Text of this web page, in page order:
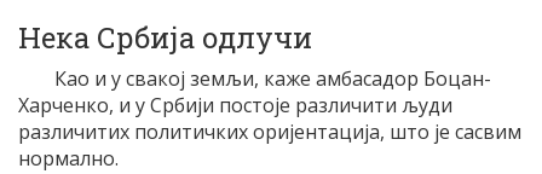
Нека Србија одлучи
Као и у свакој земљи, каже амбасадор Боцан-
Харченко, и у Србији постоје различити људи
различитих политичких оријентација, што је сасвим
нормално.